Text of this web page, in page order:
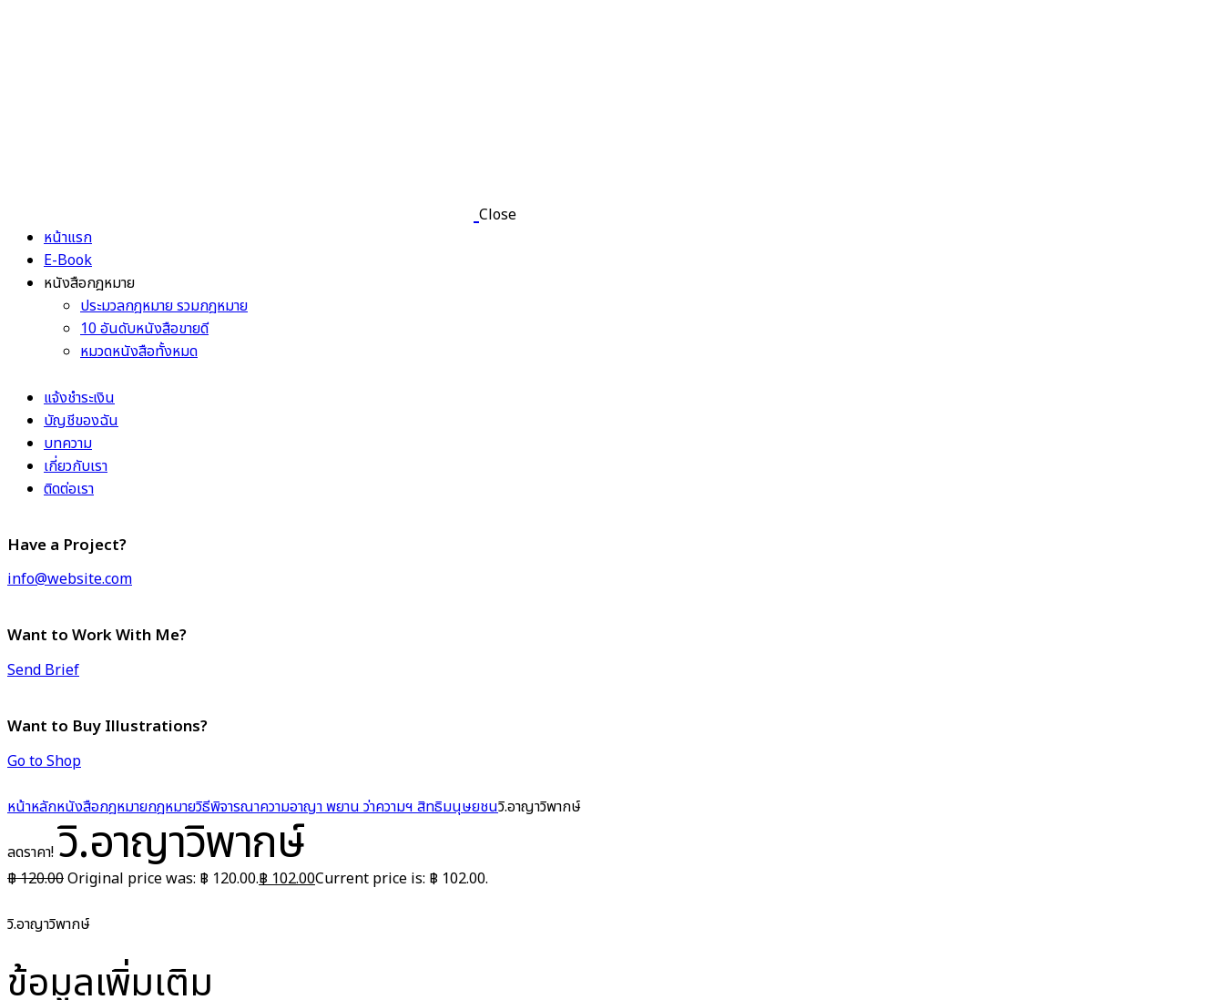
Close
หน้าแรก
E-Book
หนังสือกฎหมาย
ประมวลกฎหมาย รวมกฎหมาย
10 อันดับหนังสือขายดี
หมวดหนังสือทั้งหมด
แจ้งชำระเงิน
บัญชีของฉัน
บทความ
เกี่ยวกับเรา
ติดต่อเรา
Have a Project?
info@website.com
Want to Work With Me?
Send Brief
Want to Buy Illustrations?
Go to Shop
หน้าหลักหนังสือกฎหมายกฎหมายวิธีพิจารณาความอาญา พยาน ว่าความฯ สิทธิมนุษยชนวิ.อาญาวิพากษ์
ลดราคา!วิ.อาญาวิพากษ์
฿120.00Original price was: ฿ 120.00.฿ 102.00Current price is: ฿ 102.00.
วิ.อาญาวิพากษ์
ข้อมูลเพิ่มเติม